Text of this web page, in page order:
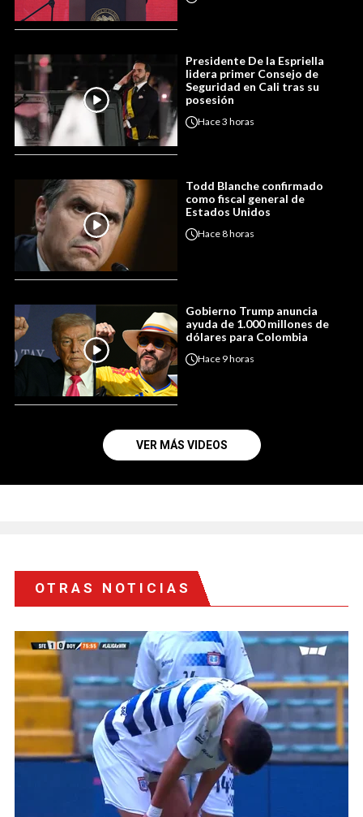
Presidente De la Espriella
lidera primer Consejo de
Seguridad en Cali tras su
posesión
Hace3 horas
Todd Blanche confirmado
como fiscal general de
Estados Unidos
Hace8 horas
Gobierno Trump anuncia
ayuda de 1.000 millones de
dólares para Colombia
Hace 9 horas
VER MÁS VIDEOS
OTRAS NOTICIAS